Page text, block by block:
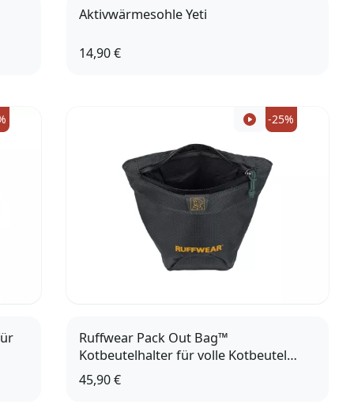
Aktivwärmesohle Yeti
14,90 €
-25%
Ruffwear Pack Out Bag™
Kotbeutelhalter für volle Kotbeutel
Basalt Gray
45,90 €